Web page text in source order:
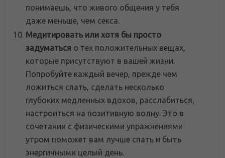
понимаешь, что живого общения у тебя
даже меньше, чем секса.
Медитировать или хотя бы просто
задуматься о тех положительных вещах,
которые присутствуют в вашей жизни.
Попробуйте каждый вечер, прежде чем
ложиться спать, сделать несколько
глубоких медленных вдохов, расслабиться,
настроиться на позитивную волну. Это в
сочетании с физическими упражнениями
утром поможет вам лучше спать и быть
энергичными целый день.